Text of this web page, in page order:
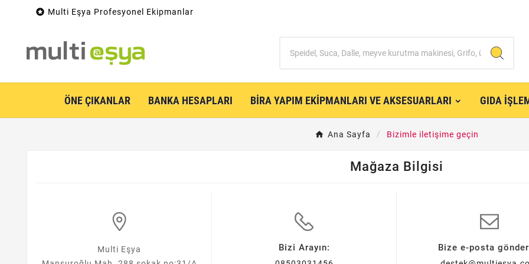
 Multi Eşya Profesyonel Ekipmanlar
ÖNE ÇIKANLAR BANKA HESAPLARI BIRA YAPIM EKIPMANLARI VE AKSESUARLARI GIDA
Ana Sayfa Bizimle iletişime geçin
Mağaza Bilgisi
Multi Eşya
Bizi Arayın: Bize e-posta